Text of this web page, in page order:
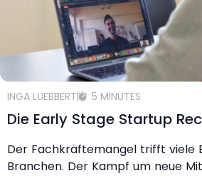
INGA LUEBBERT 5 MINUTES
Die Early Stage Startup
Der Fachkräftemangel trifft viele
Branchen. Der Kampf um neue